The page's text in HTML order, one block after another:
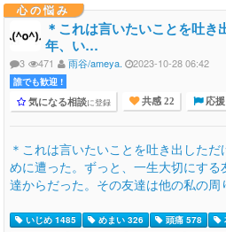
心の悩み
＊これは言いたいことを吐
年、い…
3 471 雨谷/ameya. 2023-10-28 06:42
誰でも歓迎 !
気になる相談に登録 共感 22 応援
＊これは言いたいことを吐き出した
めに遭った。ずっと、一生大切にす
達からだった。その友達は他の私の周
いじめ 1485 めまい 326 頭痛 578